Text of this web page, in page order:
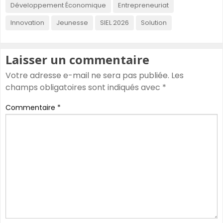
Développement Économique
Entrepreneuriat
Innovation
Jeunesse SIEL 2026 Solution
Laisser un commentaire
Votre adresse e-mail ne sera pas publiée. Les
champs obligatoires sont indiqués avec *
Commentaire *